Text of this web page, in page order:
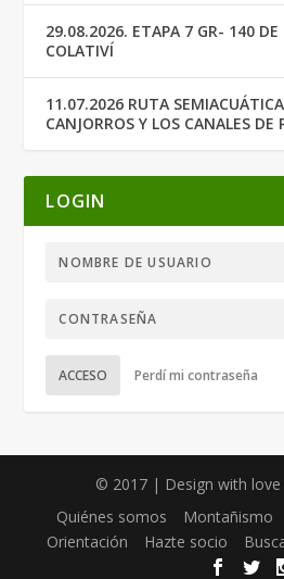
29.08.2026. ETAPA 7 GR- 140 DE
COLATIVÍ
11.07.2026 RUTA
CANJORROS Y LOS CANALES DE
LOGIN
ACCESO Perdí mi contraseña
© 2017 | Design with love
Quiénes somos Montañismo
Orientación
Hazte socio